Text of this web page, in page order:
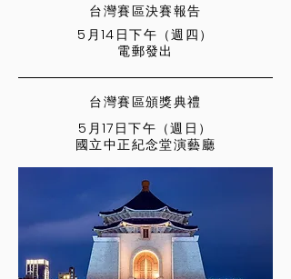
台灣賽區決賽報告
5月14日下午（週四）
電郵發出
台灣賽區頒獎典禮
5月17日下午（週日）
國立中正紀念堂演藝廳